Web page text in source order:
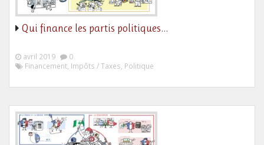
Qui finance les partis politiques…
avril 2019
0
Financement, Impôts / Taxes, Politique